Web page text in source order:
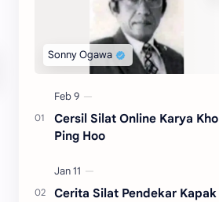
Cersil Silat Online Karya Kho
Ping Hoo
Cerita Silat Pendekar Kapak